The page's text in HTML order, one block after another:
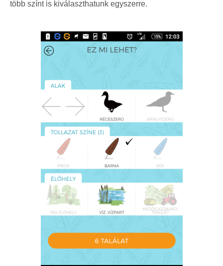
több színt is kiválaszthatunk egyszerre.